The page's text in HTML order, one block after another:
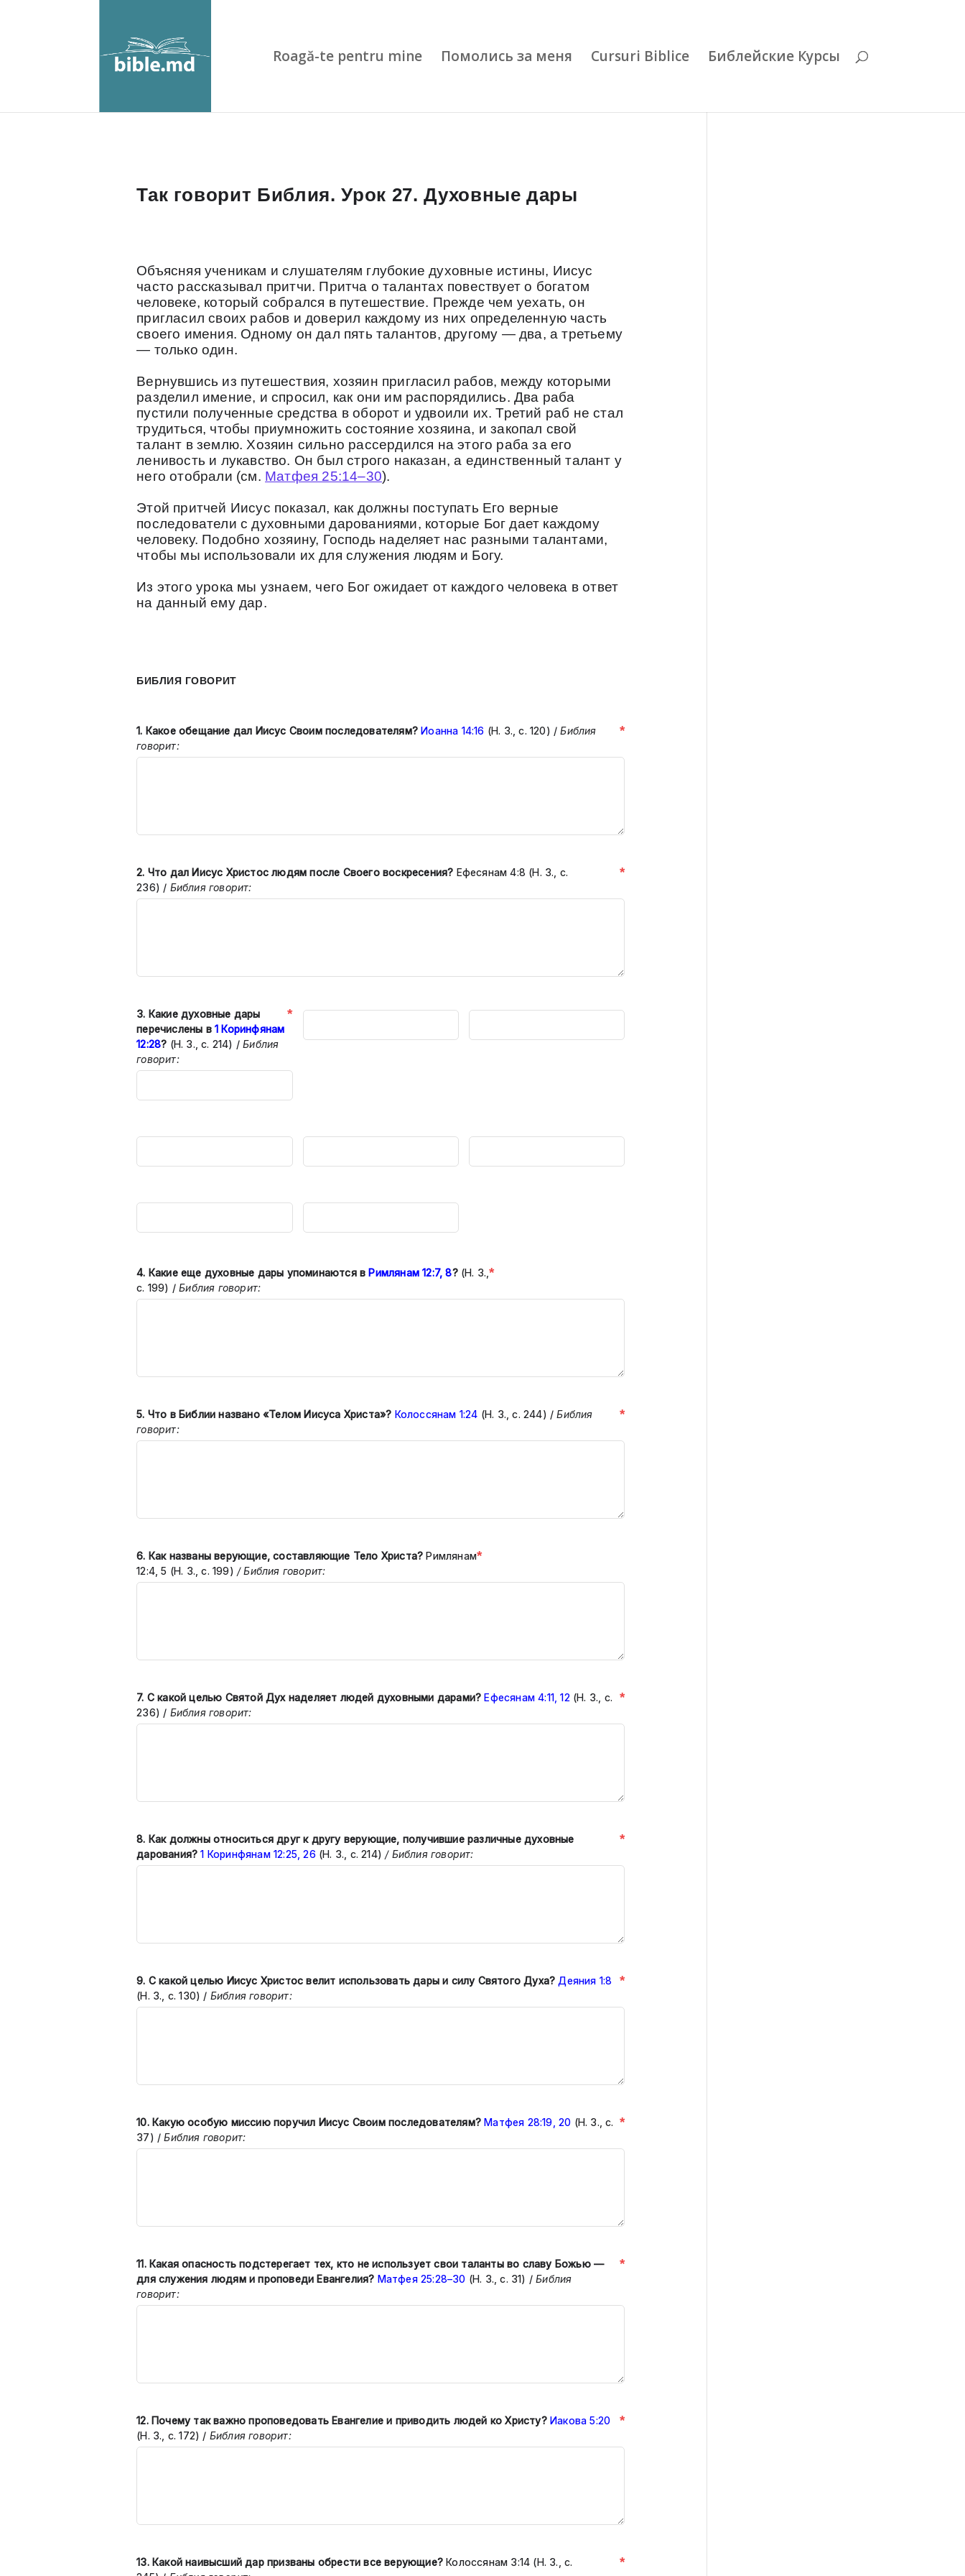
Roagă-te pentru mine Помолись за меня Cursuri Biblice Библейские Курсы
Так говорит Библия. Урок 27. Духовные дары
Объясняя ученикам и слушателям глубокие духовные истины, Иисус
часто рассказывал притчи. Притча о талантах повествует о богатом
человеке, который собрался в путешествие. Прежде чем уехать, он
пригласил своих рабов и доверил каждому из них определенную часть
своего имения. Одному он дал пять талантов, другому — два, а третьему
— только один.
Вернувшись из путешествия, хозяин пригласил рабов, между которыми
разделил имение, и спросил, как они им распорядились. Два раба
пустили полученные средства в оборот и удвоили их. Третий раб не стал
трудиться, чтобы приумножить состояние хозяина, и закопал свой
талант в землю. Хозяин сильно рассердился на этого раба за его
ленивость и лукавство. Он был строго наказан, а единственный талант у
него отобрали (см. Матфея 25:14–30).
Этой притчей Иисус показал, как должны поступать Его верные
последователи с духовными дарованиями, которые Бог дает каждому
человеку. Подобно хозяину, Господь наделяет нас разными талантами,
чтобы мы использовали их для служения людям и Богу.
Из этого урока мы узнаем, чего Бог ожидает от каждого человека в ответ
на данный ему дар.
БИБЛИЯ ГОВОРИТ
1. Какое обещание дал Иисус Своим последователям? Иоанна 14:16 (Н. З., с. 120) /Библия
говорит:
*
2. Что дал Иисус Христос людям после Своего воскресения? Ефесянам 4:8 (Н. З., с.
236) / Библия говорит:
*
3. Какие духовные дары
перечислены в1 Коринфянам
12:28? (Н. З.,с. 214) / Библия
говорит:
*
4. Какие еще духовные дары упоминаются вРимлянам 12:7, 8?(Н. З.,
с. 199) / Библия говорит:
*
5. Что в Библии названо «Телом Иисуса Христа»? Колоссянам 1:24 (Н. З., с. 244) / Библия
говорит:
*
6. Как названы верующие, составляющие Тело Христа? Римлянам
12:4, 5 (Н. З., с. 199) /Библия говорит:
*
7. С какой целью Святой Дух наделяет людей духовными дарами? Ефесянам 4:11, 12 (Н. З., с.
236) / Библия говорит:
*
8. Как должны относиться друг к другу верующие, получившие различные духовные
дарования? 1 Коринфянам 12:25, 26 (Н. З., с. 214) / Библия говорит:
*
9. С какой целью Иисус Христос велит использовать дары и силу Святого Духа? Деяния 1:8
(Н. З., с. 130) / Библия говорит:
*
10.Какую особую миссию поручил Иисус Своим последователям? Матфея 28:19, 20 (Н. З., с.
37) / Библия говорит:
*
11. Какая опасность подстерегает тех, кто не использует свои талантыво славу Божью —
для служения людям и проповеди Евангелия? Матфея 25:28–30 (Н. З., с. 31) / Библия
говорит:
*
12. Почему так важно проповедовать Евангелие и приводить людей коХристу? Иакова 5:20
(Н. З., с. 172) / Библия говорит:
*
13. Какой наивысший дар призваны обрести все верующие? Колоссянам 3:14 (Н. З., с.
*